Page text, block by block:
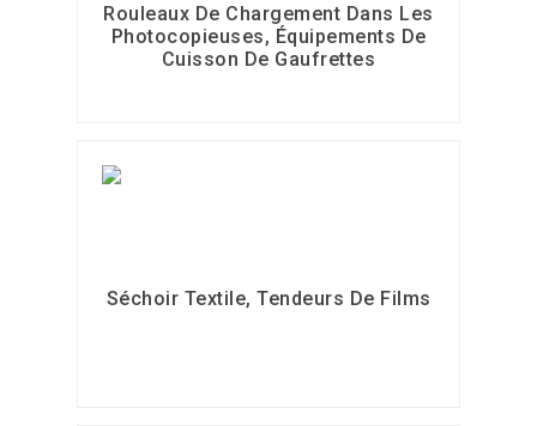
Rouleaux De Chargement Dans Les
Photocopieuses, Équipements De
Cuisson De Gaufrettes
Séchoir Textile, Tendeurs De Films